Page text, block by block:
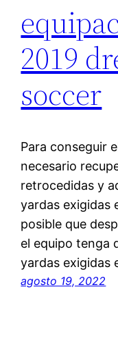
2019
soccer
Para conseguir
necesario
retrocedidas y
yardas exigidas
posible que
el equipo tenga
yardas exigidas
agosto 19, 2022